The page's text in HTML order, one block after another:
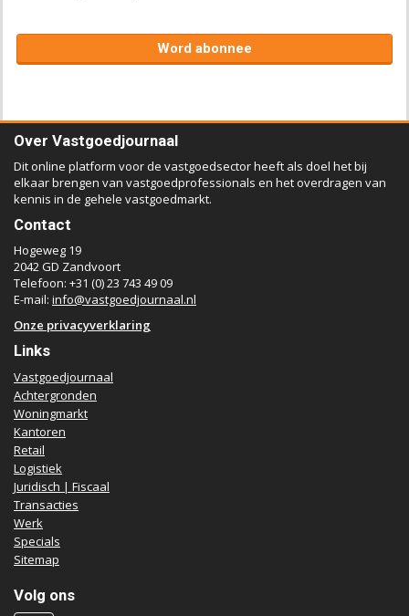
Word abonnee
Over Vastgoedjournaal
Dit online platform voor de vastgoedsector heeft als doel het bij
elkaar brengen van vastgoedprofessionals en het overdragen van
kennis in de gehele vastgoedmarkt.
Contact
Hogeweg 19
2042 GD Zandvoort
Telefoon: +31 (0) 23 743 49 09
E-mail: info@vastgoedjournaal.nl
Onze privacyverklaring
Links
Vastgoedjournaal
Achtergronden
Woningmarkt
Kantoren
Retail
Logistiek
Juridisch | Fiscaal
Transacties
Werk
Specials
Sitemap
Volg ons